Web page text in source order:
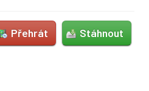
Stáhnout
Přehrát